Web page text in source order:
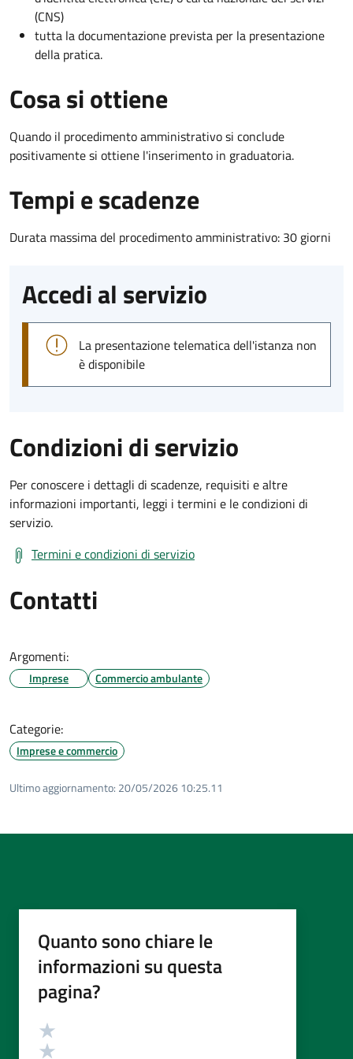
(CNS)
tutta la documentazione prevista per la presentazione
della pratica.
Cosa si ottiene
Quando il procedimento amministrativo si conclude
positivamente si ottiene l'inserimento in graduatoria.
Tempi e scadenze
Durata massima del procedimento amministrativo: 30 giorni
Accedi al servizio
La presentazione telematica dell'istanza non
è disponibile
Condizioni di servizio
Per conoscere i dettagli di scadenze, requisiti e altre
informazioni importanti, leggi i termini e le condizioni di
servizio.
Termini e condizioni di servizio
Contatti
Argomenti:
Imprese Commercio ambulante
Categorie:
Imprese e commercio
Ultimo aggiornamento: 20/05/2026 10:25.11
Quanto sono chiare le
informazioni su questa
pagina?
Valutazione